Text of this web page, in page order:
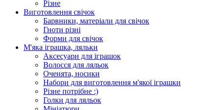
Різне
Виготовлення свічок
Барвники, матеріали для свічок
Гноти різні
Форми для свічок
М'яка іграшка, ляльки
Аксесуари для іграшок
Волосся для ляльок
Оченята, носики
Набори для виготовлення м'якої іграшки
Різне потрібне :)
Голки для ляльок